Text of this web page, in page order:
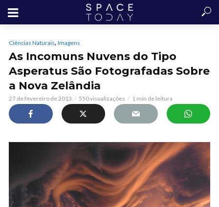
Ciências Naturais, Imagens
As Incomuns Nuvens do Tipo
Asperatus São Fotografadas Sobre
a Nova Zelândia
27 de fevereiro de 2013 550 visualizações 1 min de leitura